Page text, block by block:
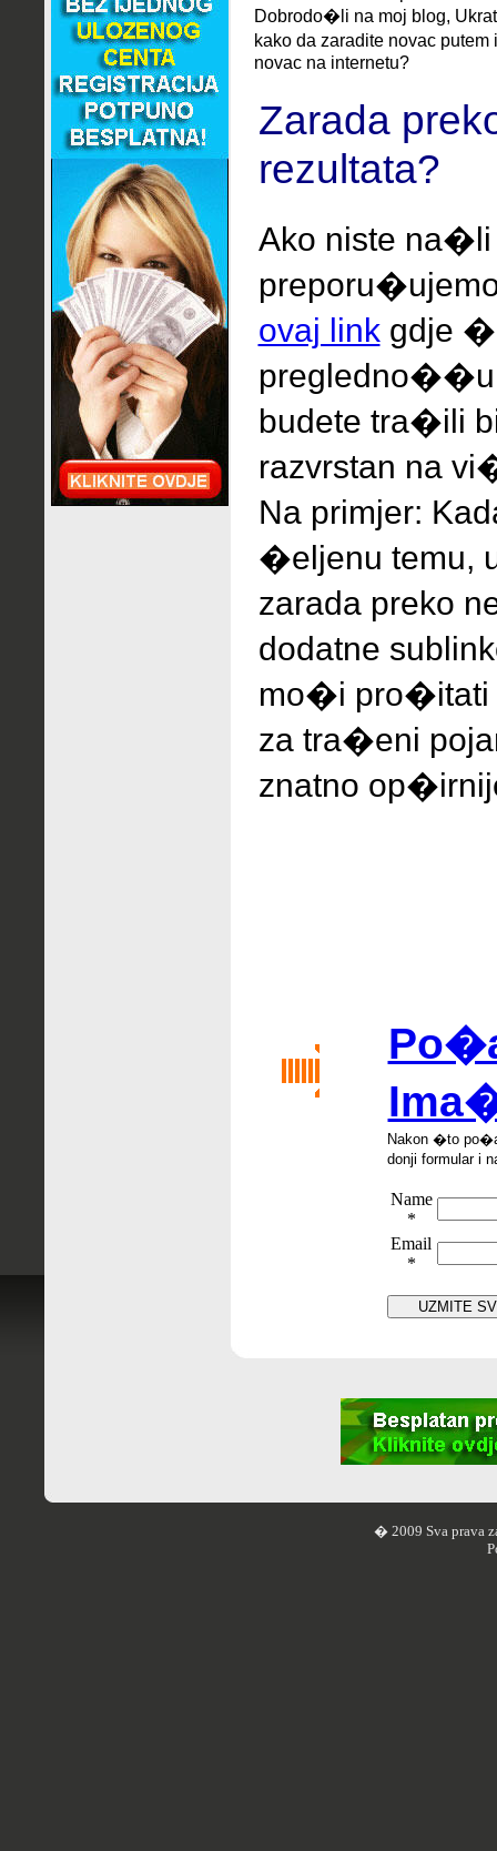
Dobrodo�li na moj blog,
kako da zaradite novac
novac na internetu?
Zarada
rezultata?
Ako niste
ovaj linkgdje
budete tra�ili
razvrstan na
Na primjer:
�eljenu temu,
zarada preko
dodatne
mo�i pro�itati
za tra�eni
znatno
Nakon �to po�
donji formular i
Name
*
Email
*
� 2009 Sva prava